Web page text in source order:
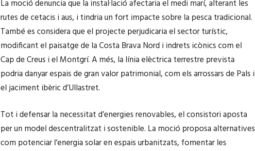
La moció denuncia que la instal·lació afectaria el medi marí, alterant les
rutes de cetacis i aus, i tindria un fort impacte sobre la pesca tradicional.
També es considera que el projecte perjudicaria el sector turístic,
modificant el paisatge de la Costa Brava Nord i indrets icònics com el
Cap de Creus i el Montgrí. A més, la línia elèctrica terrestre prevista
podria danyar espais de gran valor patrimonial, com els arrossars de Pals i
el jaciment ibèric d’Ullastret.
Tot i defensar la necessitat d’energies renovables, el consistori aposta
per un model descentralitzat i sostenible. La moció proposa alternatives
com potenciar l’energia solar en espais urbanitzats, fomentar les